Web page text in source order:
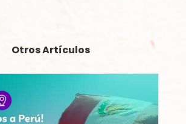
Otros Artículos